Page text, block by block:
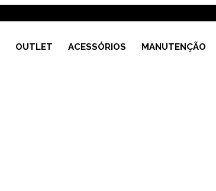
OUTLET ACESSÓRIOS MANUTENÇÃO